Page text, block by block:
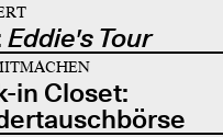
Eddie's Tour
in Closet: